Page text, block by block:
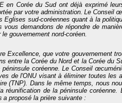
en Corée du Sud ont déjà exprimé
par votre administration. Le Conseil
Eglises sud-coréennes quant à la
vous demandons de répondre de
gouvernement nord-coréen.
Excellence, que votre gouvernement
entre la Corée du Nord et la Corée du
coréenne. Le Conseil
de l'ONU visant à éliminer toutes les
(TNP). Dans le même temps, nous
réunification de la péninsule
a proposé la prière suivante :